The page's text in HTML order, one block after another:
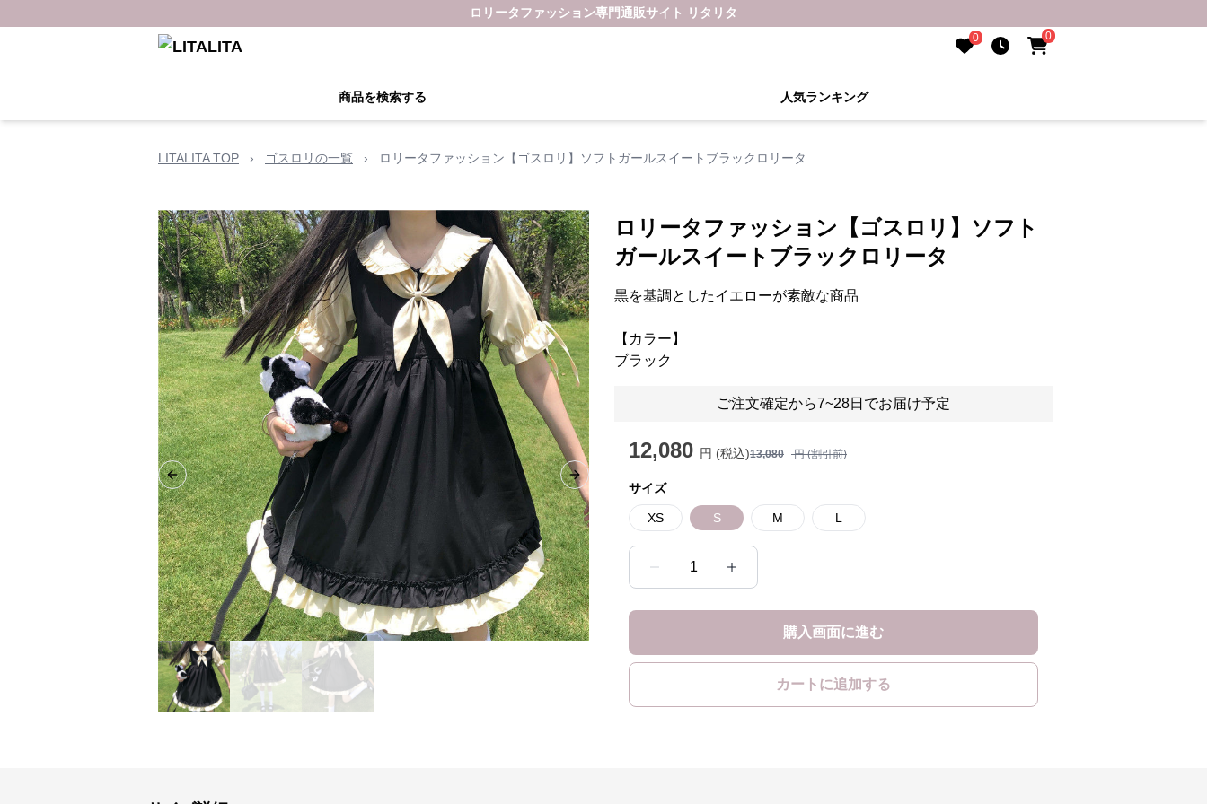
ロリータファッション専門通販サイト リタリタ
0 0
商品を検索する 人気ランキング
LITALITA TOP › ゴスロリの一覧 › ロリータファッション【ゴスロリ】ソフトガールスイートブラックロリータ
Previous slide Next slide
ロリータファッション【ゴスロリ】ソフト
ガールスイートブラックロリータ
黒を基調としたイエローが素敵な商品
【カラー】
ブラック
ご注文確定から7~28日でお届け予定
12,080 円 (税込)13,080 円 (割引前)
サイズ
XS S M L
1
購入画面に進む
カートに追加する